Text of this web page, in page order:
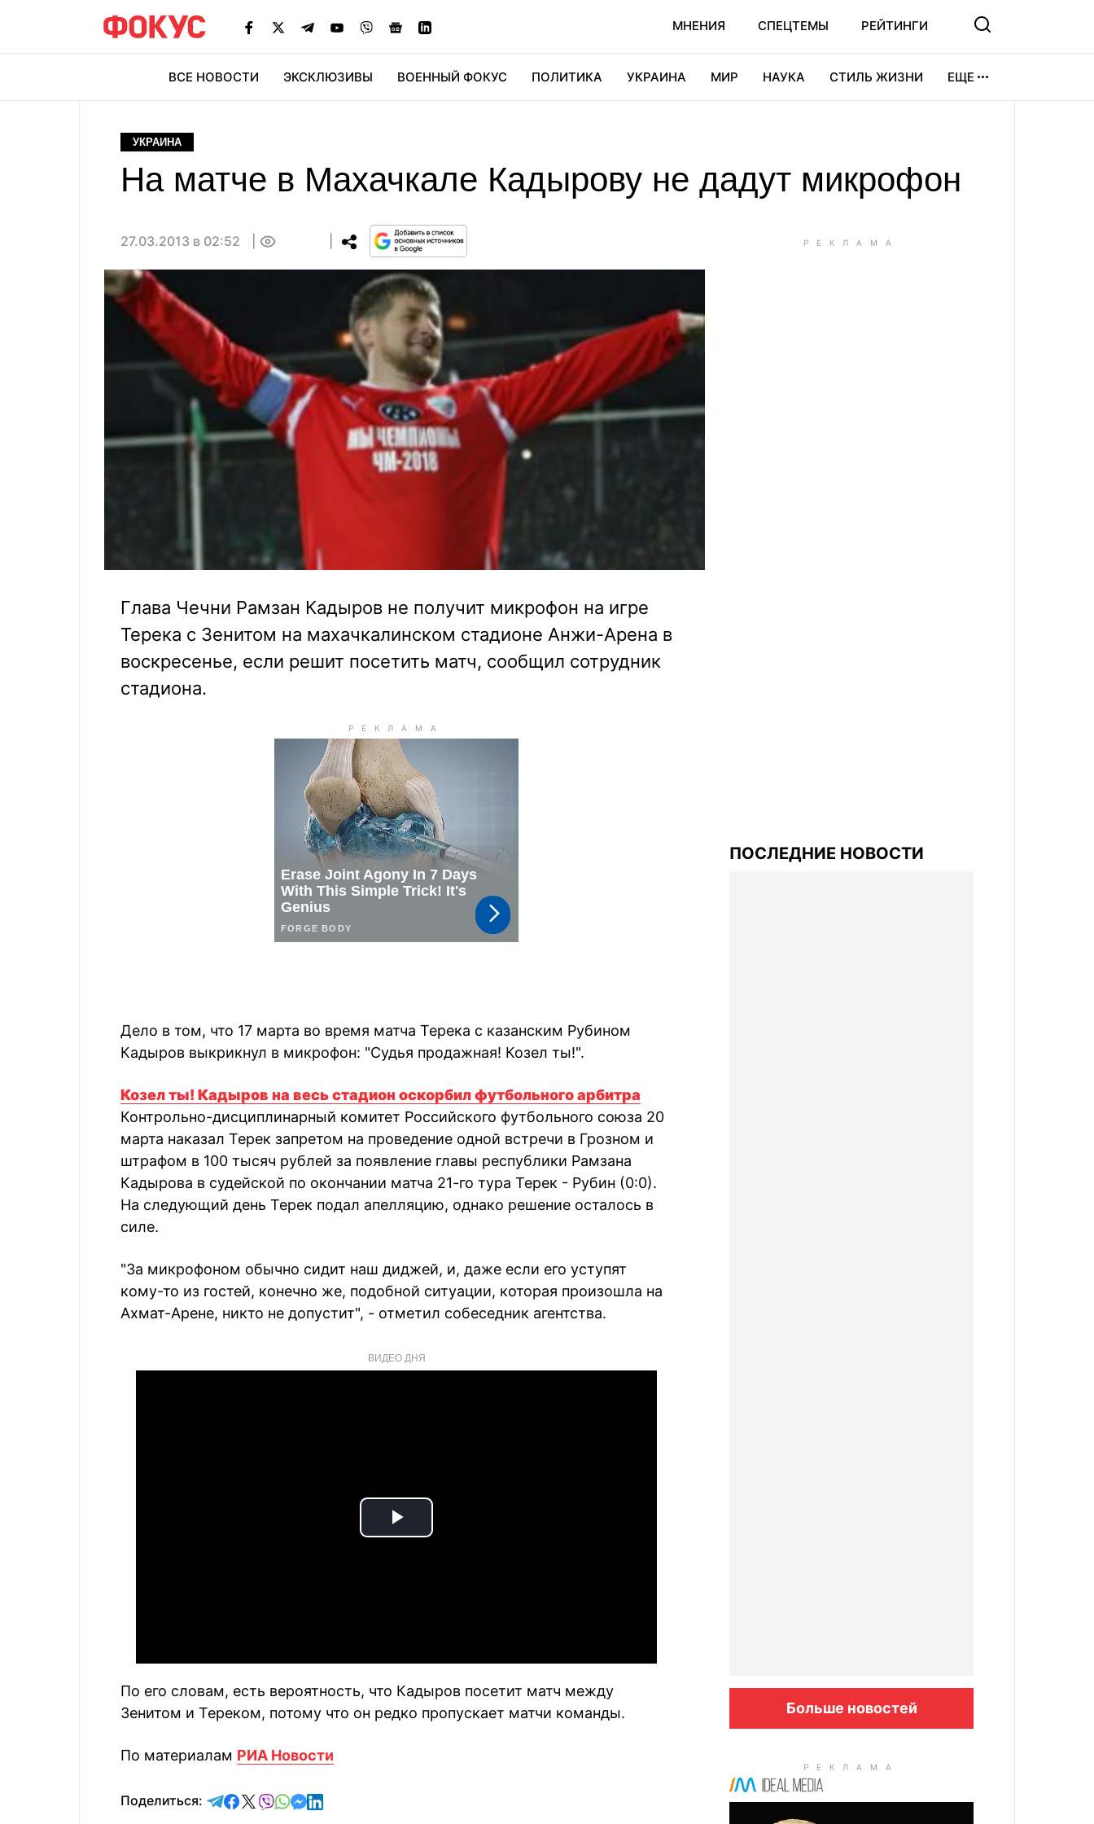
МНЕНИЯ СПЕЦТЕМЫ РЕЙТИНГИ
ВСЕ НОВОСТИ ЭКСКЛЮЗИВЫ ВОЕННЫЙ ФОКУС ПОЛИТИКА УКРАИНА МИР НАУКА СТИЛЬ ЖИЗНИ ЕЩЕ
УКРАИНА
На матче в Махачкале Кадырову не дадут микрофон
27.03.2013 в 02:52
Глава Чечни Рамзан Кадыров не получит микрофон на игре
Терека с Зенитом на махачкалинском стадионе Анжи-Арена в
воскресенье, если решит посетить матч, сообщил сотрудник
стадиона.
Дело в том, что 17 марта во время матча Терека с казанским Рубином
Кадыров выкрикнул в микрофон: "Судья продажная! Козел ты!".
Козел ты! Кадыров на весь стадион оскорбил футбольного арбитра
Контрольно-дисциплинарный комитет Российского футбольного союза 20
марта наказал Терек запретом на проведение одной встречи в Грозном и
штрафом в 100 тысяч рублей за появление главы республики Рамзана
Кадырова в судейской по окончании матча 21-го тура Терек - Рубин (0:0).
На следующий день Терек подал апелляцию, однако решение осталось в
силе.
"За микрофоном обычно сидит наш диджей, и, даже если его уступят
кому-то из гостей, конечно же, подобной ситуации, которая произошла на
Ахмат-Арене, никто не допустит", - отметил собеседник агентства.
ВИДЕО ДНЯ
Play
По его словам, есть вероятность, что Кадыров посетит матч между
Зенитом и Тереком, потому что он редко пропускает матчи команды.
По материалам РИА Новости
Поделиться: отправить в Telegram
поделиться в Facebook
поделиться в X
отправить в Viber
отправить в Whatsapp
отправить в Messenger
отправить в LinkedIn
ПОСЛЕДНИЕ НОВОСТИ
Больше новостей